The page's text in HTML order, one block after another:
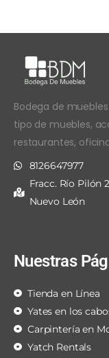
Bodega de
tipo de muebles,
restaurantes,
8126647977
Fracc. Río Pilón
Nuevo León
Nuestras
Tienda en Línea
Yates en los
Carpintería en
Yatch Rentals